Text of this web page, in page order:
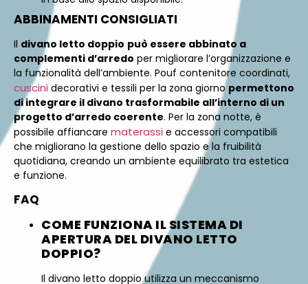
ABBINAMENTI CONSIGLIATI
Il divano letto doppio può essere abbinato a
complementi d’arredo per migliorare l’organizzazione e
la funzionalità dell’ambiente. Pouf contenitore coordinati,
cuscini decorativi e tessili per la zona giorno permettono
di integrare il divano trasformabile all’interno di un
progetto d’arredo coerente. Per la zona notte, è
possibile affiancare materassi e accessori compatibili
che migliorano la gestione dello spazio e la fruibilità
quotidiana, creando un ambiente equilibrato tra estetica
e funzione.
FAQ
COME FUNZIONA IL SISTEMA DI
APERTURA DEL DIVANO LETTO
DOPPIO?
Il divano letto doppio utilizza un meccanismo